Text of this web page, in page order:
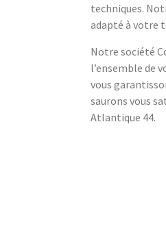
techniques.
adapté à votre
Notre société
l’ensemble de
vous
saurons vous
Atlantique 44.